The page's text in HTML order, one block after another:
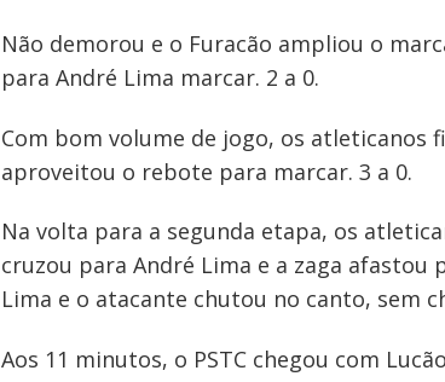
Não demorou e o Furacão ampliou o
para André Lima marcar. 2 a 0.
Com bom volume de jogo, os atleticanos
aproveitou o rebote para marcar. 3 a 0.
Na volta para a segunda etapa, os
cruzou para André Lima e a zaga
Lima e o atacante chutou no canto, sem
Aos 11 minutos, o PSTC chegou com